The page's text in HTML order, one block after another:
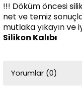
!!! Döküm öncesi
net ve temiz
mutlaka yıkayın ve
Silikon Kalıbı
Yorumlar (0)